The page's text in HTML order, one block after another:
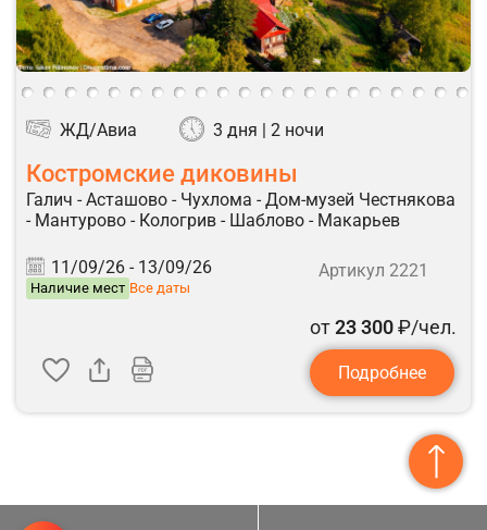
ЖД/Авиа 3 дня | 2 ночи
Костромские диковины
Галич - Асташово - Чухлома - Дом-музей Честнякова
- Мантурово - Кологрив - Шаблово - Макарьев
11/09/26 - 13/09/26
Наличие мест Все даты
Артикул 2221
от23 300₽/чел.
Подробнее